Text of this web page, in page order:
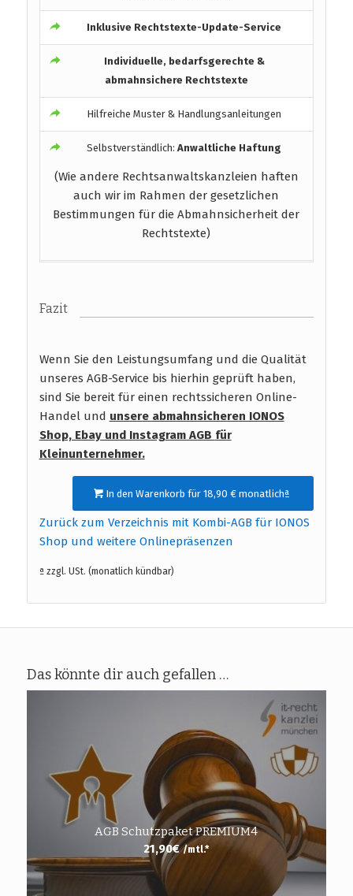
Inklusive Rechtstexte-Update-Service
Individuelle, bedarfsgerechte &
abmahnsichere Rechtstexte
Hilfreiche Muster & Handlungsanleitungen
Selbstverständlich:Anwaltliche Haftung
(Wie andere Rechtsanwaltskanzleien haften
auch wir im Rahmen der gesetzlichen
Bestimmungen für die Abmahnsicherheit der
Rechtstexte)
Fazit
Wenn Sie den Leistungsumfang und die Qualität
unseres AGB-Service bis hierhin geprüft haben,
sind Sie bereit für einen rechtssicheren Online-
Handel und unsere abmahnsicheren IONOS
Shop, Ebay und Instagram AGB für
Kleinunternehmer.
In den Warenkorb für 18,90 € monatlichª
Zurück zum Verzeichnis mit Kombi-AGB für IONOS
Shop und weitere Onlinepräsenzen
ª zzgl. USt. (monatlich kündbar)
Das könnte dir auch gefallen …
AGB Schutzpaket PREMIUM4
21,90€ /mtl.*